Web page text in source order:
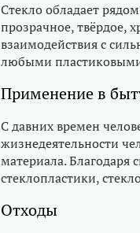
Стекло обладает
прозрачное, твёрдое,
взаимодействия с
любыми
Применение в
С давних времен
жизнедеятельности
материала. Благодаря
стеклопластики,
Отходы